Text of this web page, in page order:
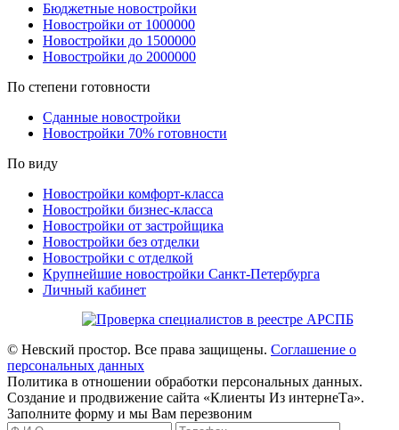
Бюджетные новостройки
Новостройки от 1000000
Новостройки до 1500000
Новостройки до 2000000
По степени готовности
Сданные новостройки
Новостройки 70% готовности
По виду
Новостройки комфорт-класса
Новостройки бизнес-класса
Новостройки от застройщика
Новостройки без отделки
Новостройки с отделкой
Крупнейшие новостройки Санкт-Петербурга
Личный кабинет
© Невский простор. Все права защищены. Соглашение о
персональных данных
Политика в отношении обработки персональных данных.
Создание и продвижение сайта «Клиенты Из интернеТа».
Заполните форму и мы Вам перезвоним